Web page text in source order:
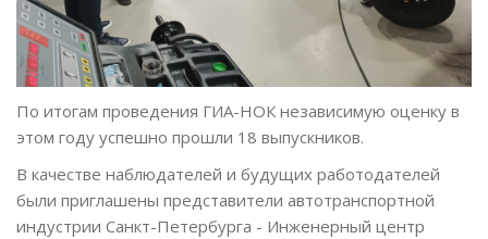
По итогам проведения ГИА-НОК независимую оценку в
этом году успешно прошли 18 выпускников.
В качестве наблюдателей и будущих работодателей
были приглашены представители автотранспортной
индустрии Санкт-Петербурга - Инженерный центр